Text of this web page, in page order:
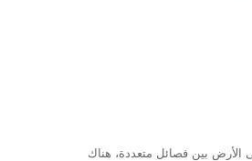
الأرض بين فصائل متعددة، هناك